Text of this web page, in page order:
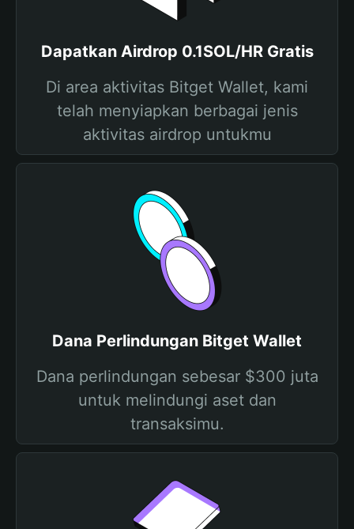
Dapatkan Airdrop 0.1SOL/HR Gratis
Di area aktivitas Bitget Wallet, kami
telah menyiapkan berbagai jenis
aktivitas airdrop untukmu
Dana Perlindungan Bitget Wallet
Dana perlindungan sebesar $300 juta
untuk melindungi aset dan
transaksimu.